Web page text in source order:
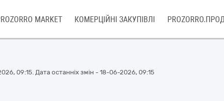
MARKET КОМЕРЦІЙНІ ЗАКУПІВЛІ
09:15. Дата останніх змін - 18-06-2026, 09:15